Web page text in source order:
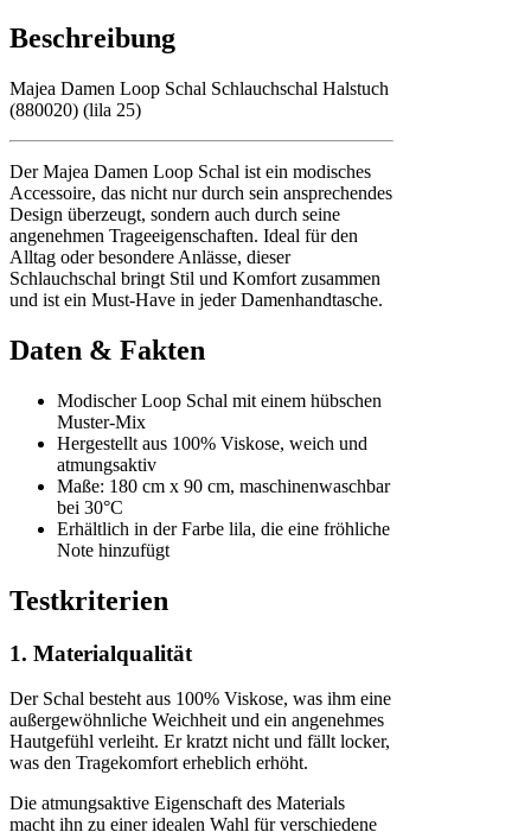
Beschreibung
Majea Damen Loop Schal Schlauchschal Halstuch
(880020) (lila 25)
Der Majea Damen Loop Schal ist ein modisches
Accessoire, das nicht nur durch sein ansprechendes
Design überzeugt, sondern auch durch seine
angenehmen Trageeigenschaften. Ideal für den
Alltag oder besondere Anlässe, dieser
Schlauchschal bringt Stil und Komfort zusammen
und ist ein Must-Have in jeder Damenhandtasche.
Daten & Fakten
Modischer Loop Schal mit einem hübschen
Muster-Mix
Hergestellt aus 100% Viskose, weich und
atmungsaktiv
Maße: 180 cm x 90 cm, maschinenwaschbar
bei 30°C
Erhältlich in der Farbe lila, die eine fröhliche
Note hinzufügt
Testkriterien
1. Materialqualität
Der Schal besteht aus 100% Viskose, was ihm eine
außergewöhnliche Weichheit und ein angenehmes
Hautgefühl verleiht. Er kratzt nicht und fällt locker,
was den Tragekomfort erheblich erhöht.
Die atmungsaktive Eigenschaft des Materials
macht ihn zu einer idealen Wahl für verschiedene